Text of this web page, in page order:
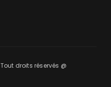
droits réservés @